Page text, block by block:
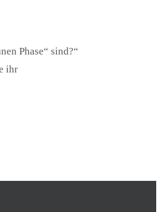
Phase“ sind?“
ihr